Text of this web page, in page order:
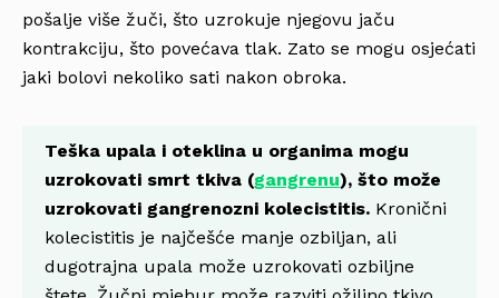
pošalje više žuči, što uzrokuje njegovu jaču
kontrakciju, što povećava tlak. Zato se mogu osjećati
jaki bolovi nekoliko sati nakon obroka.
Teška upala i oteklina u organima mogu
uzrokovati smrt tkiva (gangrenu), što može
uzrokovati gangrenozni kolecistitis. Kronični
kolecistitis je najčešće manje ozbiljan, ali
dugotrajna upala može uzrokovati ozbiljne